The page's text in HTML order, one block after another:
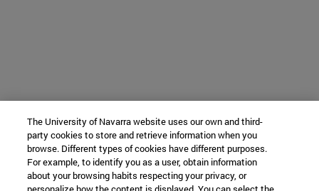
The University of Navarra website uses our own and third-
party cookies to store and retrieve information when you
browse. Different types of cookies have different purposes.
For example, to identify you as a user, obtain information
about your browsing habits respecting your privacy, or